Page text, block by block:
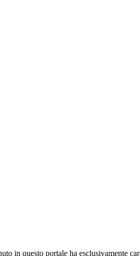
in questo portale ha esclusivamente